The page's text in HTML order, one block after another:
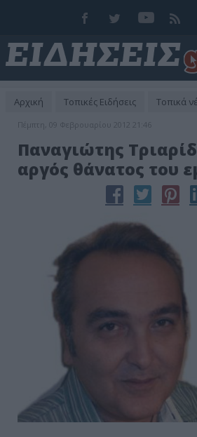
Αρχική Τοπικές Ειδήσεις Τοπικά
Πέμπτη, 09 Φεβρουαρίου 2012 21:46
Παναγιώτης
αργός θάνατος του